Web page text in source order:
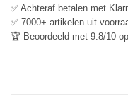
✅ Achteraf betalen met
✅ 7000+ artikelen uit
🏆 Beoordeeld met 9.8/10